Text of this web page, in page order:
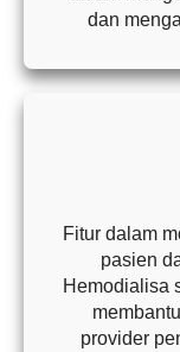
dan
Fitur dalam
pasien
Hemodialisa
provider